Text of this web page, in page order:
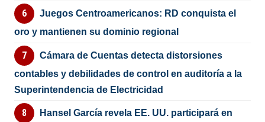
Juegos Centroamericanos: RD conquista el
oro y mantienen su dominio regional
Cámara de Cuentas detecta distorsiones
contables y debilidades de control en auditoría a la
Superintendencia de Electricidad
Hansel García revela EE. UU. participará en